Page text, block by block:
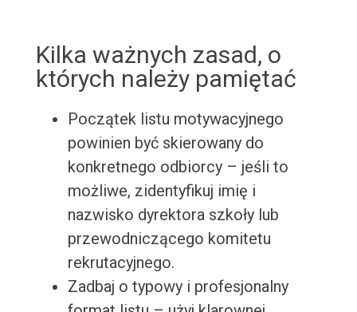
Kilka ważnych zasad, o
których należy pamiętać
Początek listu motywacyjnego
powinien być skierowany do
konkretnego odbiorcy – jeśli to
możliwe, zidentyfikuj imię i
nazwisko dyrektora szkoły lub
przewodniczącego komitetu
rekrutacyjnego.
Zadbaj o typowy i profesjonalny